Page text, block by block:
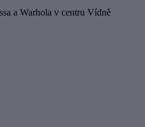
a Warhola v centru Vídně